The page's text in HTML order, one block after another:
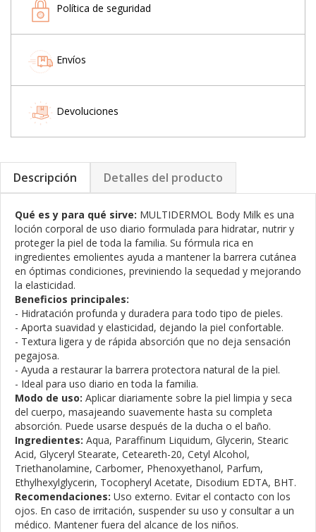
Política de seguridad
Envíos
Devoluciones
Descripción Detalles del producto
Qué es y para qué sirve: MULTIDERMOL Body Milk es una
loción corporal de uso diario formulada para hidratar, nutrir y
proteger la piel de toda la familia. Su fórmula rica en
ingredientes emolientes ayuda a mantener la barrera cutánea
en óptimas condiciones, previniendo la sequedad y mejorando
la elasticidad.
Beneficios principales:
- Hidratación profunda y duradera para todo tipo de pieles.
- Aporta suavidad y elasticidad, dejando la piel confortable.
- Textura ligera y de rápida absorción que no deja sensación
pegajosa.
- Ayuda a restaurar la barrera protectora natural de la piel.
- Ideal para uso diario en toda la familia.
Modo de uso: Aplicar diariamente sobre la piel limpia y seca
del cuerpo, masajeando suavemente hasta su completa
absorción. Puede usarse después de la ducha o el baño.
Ingredientes: Aqua, Paraffinum Liquidum, Glycerin, Stearic
Acid, Glyceryl Stearate, Ceteareth-20, Cetyl Alcohol,
Triethanolamine, Carbomer, Phenoxyethanol, Parfum,
Ethylhexylglycerin, Tocopheryl Acetate, Disodium EDTA, BHT.
Recomendaciones: Uso externo. Evitar el contacto con los
ojos. En caso de irritación, suspender su uso y consultar a un
médico. Mantener fuera del alcance de los niños.